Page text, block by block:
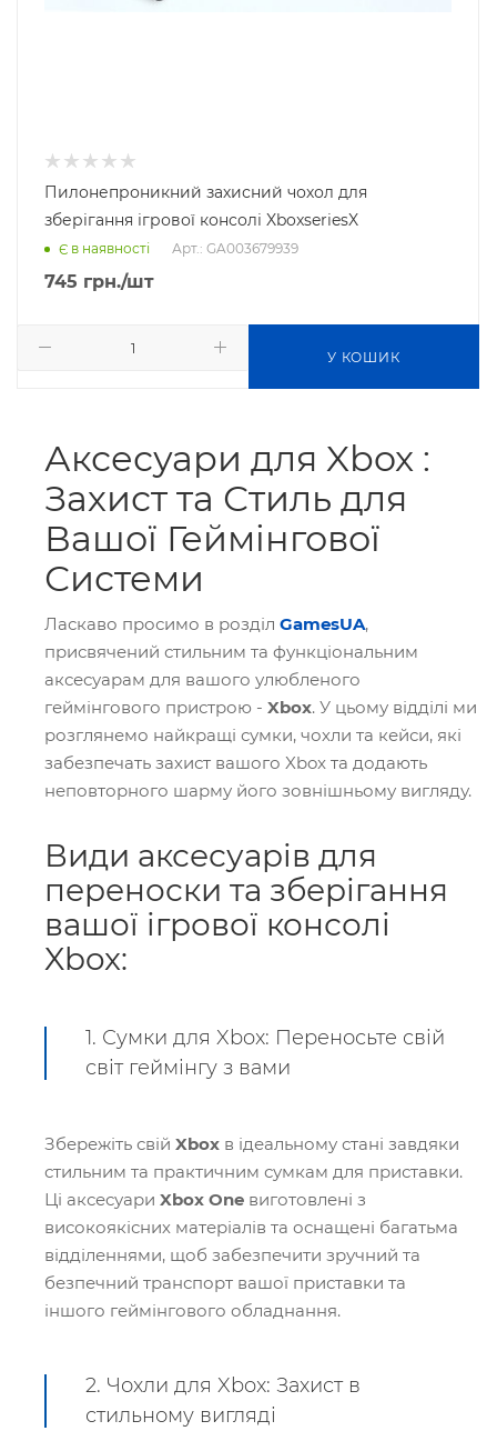
Пилонепроникний захисний чохол для
зберігання ігрової консолі XboxseriesX
Є в наявності Арт.: GA003679939
745 грн./шт
У КОШИК
Аксесуари для Xbox :
Захист та Стиль для
Вашої Геймінгової
Системи
Ласкаво просимо в розділ GamesUA,
присвячений стильним та функціональним
аксесуарам для вашого улюбленого
геймінгового пристрою - Xbox. У цьому відділі ми
розглянемо найкращі сумки, чохли та кейси, які
забезпечать захист вашого Xbox та додають
неповторного шарму його зовнішньому вигляду.
Види аксесуарів для
переноски та зберігання
вашої ігрової консолі
Xbox:
1. Сумки для Xbox: Переносьте свій
світ геймінгу з вами
Збережіть свій Xbox в ідеальному стані завдяки
стильним та практичним сумкам для приставки.
Ці аксесуари Xbox One виготовлені з
високоякісних матеріалів та оснащені багатьма
відділеннями, щоб забезпечити зручний та
безпечний транспорт вашої приставки та
іншого геймінгового обладнання.
2. Чохли для Xbox: Захист в
стильному вигляді